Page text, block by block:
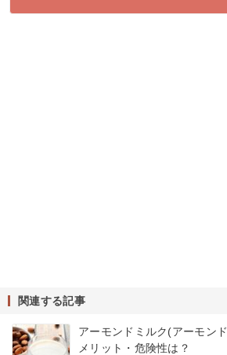
関連する記事
アーモンドミルク(アーモン
メリット・危険性は？